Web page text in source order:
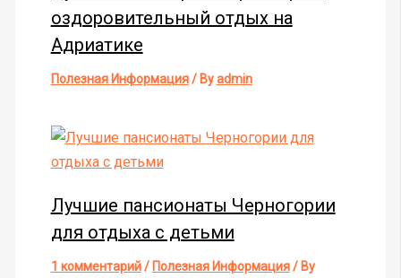
оздоровительный отдых на
Адриатике
Полезная Информация/ Byadmin
Лучшие пансионаты Черногории
для отдыха с детьми
1 комментарий / Полезная Информация/ By